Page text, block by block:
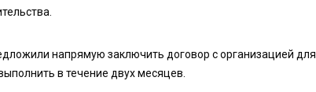
напрямую заключить договор с организацией для
в течение двух месяцев.